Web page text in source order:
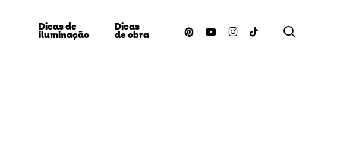
Dicas de
iluminação
Dicas
de obra pinterestyoutubeinstagram
tiktok